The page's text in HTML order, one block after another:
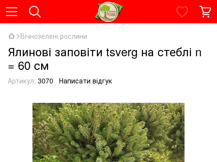
Вічнозелені рослини
Ялинові заповіти tsverg на стеблі n
= 60 см
Артикул: 3070 Написати відгук